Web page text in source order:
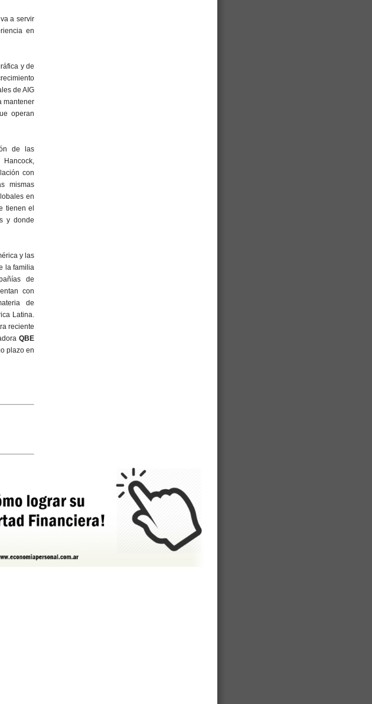
a servir
en
y de
de AIG
mantener
operan
de las
con
mismas
en
tienen el
y donde
y las
la familia
de
con
de
Latina.
reciente
QBE
plazo en